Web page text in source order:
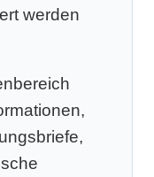
werden